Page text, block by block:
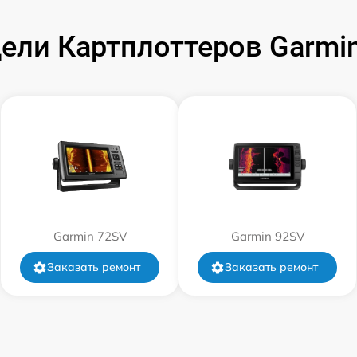
от 60 мин
Картплоттеров
Garmin 72SV
Заказать ремонт
Garmin 92SV
Заказать ремонт